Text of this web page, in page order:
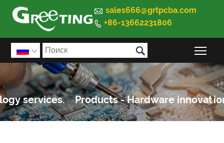
 sales666@grtpcba.com
 +86-13662231806
 